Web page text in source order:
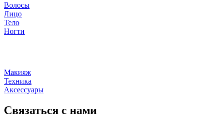
Волосы
Лицо
Тело
Ногти
Макияж
Техника
Аксессуары
Связаться с нами